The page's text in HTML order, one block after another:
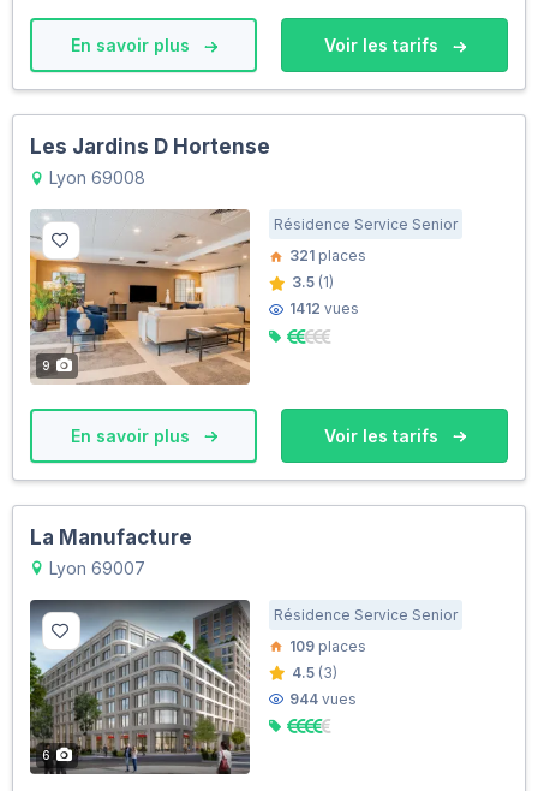
En savoir plus Voir les tarifs
Les Jardins D Hortense
Lyon 69008
9
Résidence Service Senior
321 places
3.5 (1)
1412 vues
En savoir plus Voir les tarifs
La Manufacture
Lyon 69007
6
Résidence Service Senior
109 places
4.5 (3)
944 vues